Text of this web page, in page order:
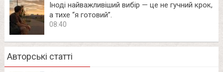
Іноді найважливіший вибір — це не гучний крок,
а тихе “я готовий”.
08:40
Авторські статті